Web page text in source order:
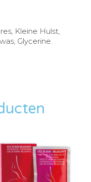
Kleine Hulst,
Glycerine.